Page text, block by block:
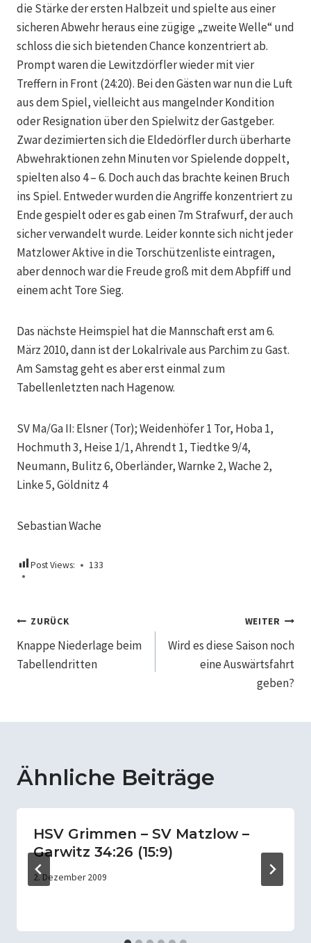
die Stärke der ersten Halbzeit und spielte aus einer
sicheren Abwehr heraus eine zügige „zweite Welle“ und
schloss die sich bietenden Chance konzentriert ab.
Prompt waren die Lewitzdörfler wieder mit vier
Treffern in Front (24:20). Bei den Gästen war nun die Luft
aus dem Spiel, vielleicht aus mangelnder Kondition
oder Resignation über den Spielwitz der Gastgeber.
Zwar dezimierten sich die Eldedörfler durch überharte
Abwehraktionen zehn Minuten vor Spielende doppelt,
spielten also 4 – 6. Doch auch das brachte keinen Bruch
ins Spiel. Entweder wurden die Angriffe konzentriert zu
Ende gespielt oder es gab einen 7m Strafwurf, der auch
sicher verwandelt wurde. Leider konnte sich nicht jeder
Matzlower Aktive in die Torschützenliste eintragen,
aber dennoch war die Freude groß mit dem Abpfiff und
einem acht Tore Sieg.
Das nächste Heimspiel hat die Mannschaft erst am 6.
März 2010, dann ist der Lokalrivale aus Parchim zu Gast.
Am Samstag geht es aber erst einmal zum
Tabellenletzten nach Hagenow.
SV Ma/Ga II: Elsner (Tor); Weidenhöfer 1 Tor, Hoba 1,
Hochmuth 3, Heise 1/1, Ahrendt 1, Tiedtke 9/4,
Neumann, Bulitz 6, Oberländer, Warnke 2, Wache 2,
Linke 5, Göldnitz 4
Sebastian Wache
Post Views: 133
Beitragsnavigation
ZURÜCK
Knappe Niederlage beim
Tabellendritten
WEITER
Wird es diese Saison noch
eine Auswärtsfahrt
geben?
Ähnliche Beiträge
HSV Grimmen – SV Matzlow –
Garwitz 34:26 (15:9)
2. Dezember 2009